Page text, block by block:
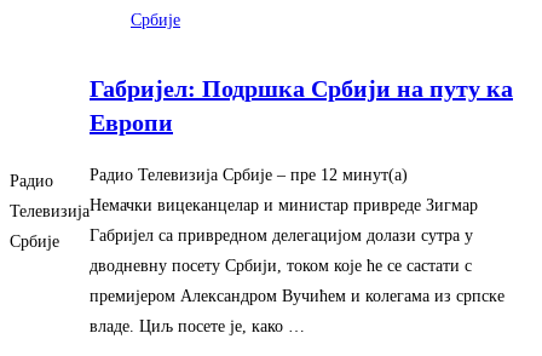
Србије
Радио
Телевизија
Србије
Габријел: Подршка Србији на путу ка
Европи
Радио Телевизија Србије – ‎пре 12 минут(а)‎
Немачки вицеканцелар и министар привреде Зигмар
Габријел са привредном делегацијом долази сутра у
дводневну посету Србији, током које ће се састати с
премијером Александром Вучићем и колегама из српске
владе. Циљ посете је, како …